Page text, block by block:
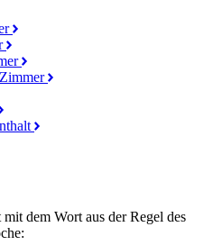
dem Wort aus der Regel des